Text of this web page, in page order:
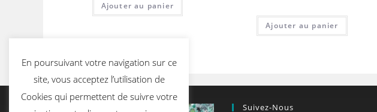
Ajouter au panier
Ajouter au panier
Suivez-Nous
En poursuivant votre navigation sur ce
site, vous acceptez l’utilisation de
Cookies qui permettent de suivre votre